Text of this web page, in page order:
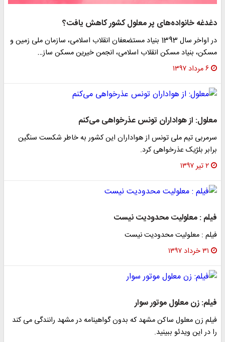
دغدغه‌ خانواده‌های پر معلول کشور کاهش یافت؟
در اواخر سال 1393 بنیاد مستضعفان انقلاب اسلامی، سازمان ملی زمین و
مسکن، بنیاد مسکن انقلاب اسلامی، انجمن خیرین مسکن ساز…
۶ مرداد ۱۳۹۷
معلول: از هواداران تونس عذرخواهی می‌کنم
سرمربی تیم ملی تونس از هواداران این کشور به خاطر شکست سنگین
برابر بلژیک عذرخواهی کرد.
۲ تیر ۱۳۹۷
فیلم : معلولیت محدودیت نیست
فیلم : معلولیت محدودیت نیست
۳۱ خرداد ۱۳۹۷
فیلم: زن معلول موتور سوار
فیلم زن معلول ساکن مشهد که بدون گواهینامه در مشهد رانندگی می کند
را در این ویدئو ببینید.